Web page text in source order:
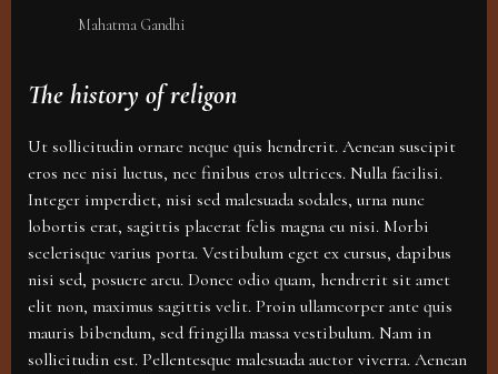
Mahatma Gandhi
The history of religon
Ut sollicitudin ornare neque quis hendrerit. Aenean suscipit
eros nec nisi luctus, nec finibus eros ultrices. Nulla facilisi.
Integer imperdiet, nisi sed malesuada sodales, urna nunc
lobortis erat, sagittis placerat felis magna eu nisi. Morbi
scelerisque varius porta. Vestibulum eget ex cursus, dapibus
nisi sed, posuere arcu. Donec odio quam, hendrerit sit amet
elit non, maximus sagittis velit. Proin ullamcorper ante quis
mauris bibendum, sed fringilla massa vestibulum. Nam in
sollicitudin est. Pellentesque malesuada auctor viverra. Aenean